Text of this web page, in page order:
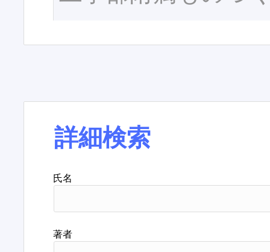
詳細検索
氏名
著者